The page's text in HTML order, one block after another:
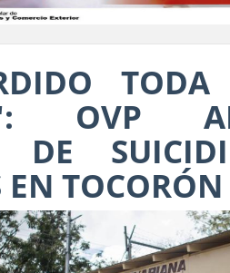
TODA
OVP
DE
TOCORÓN